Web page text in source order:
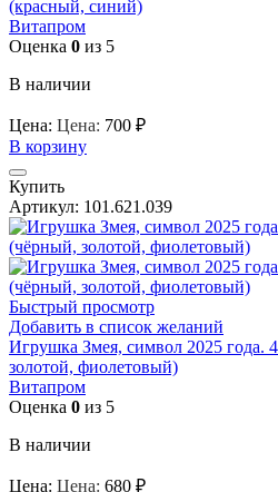
(красный, синий)
Витапром
Оценка 0 из 5
В наличии
Цена: Цена: 700 ₽
В корзину
Купить
Артикул: 101.621.039
Быстрый просмотр
Добавить в список желаний
Игрушка Змея, символ 2025 года.
золотой, фиолетовый)
Витапром
Оценка 0 из 5
В наличии
Цена: Цена: 680 ₽